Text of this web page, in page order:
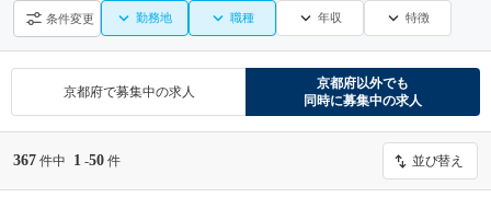
条件変更 勤務地 職種 年収 特徴
京都府で募集中の求人
京都府以外でも
同時に募集中の求人
367 件中 1 -50 件 並び替え